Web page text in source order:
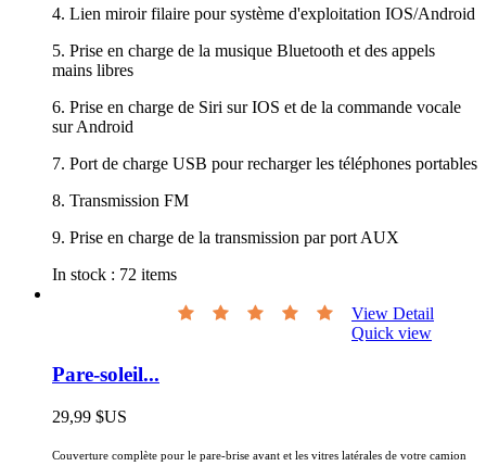
4. Lien miroir filaire pour système d'exploitation IOS/Android
5. Prise en charge de la musique Bluetooth et des appels
mains libres
6. Prise en charge de Siri sur IOS et de la commande vocale
sur Android
7. Port de charge USB pour recharger les téléphones portables
8. Transmission FM
9. Prise en charge de la transmission par port AUX
In stock : 72 items
View Detail
Quick view
Pare-soleil...
29,99 $US
Couverture complète pour le pare-brise avant et les vitres latérales de votre camion